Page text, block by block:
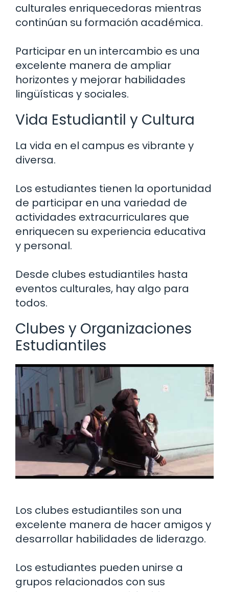
culturales enriquecedoras mientras
continúan su formación académica.
Participar en un intercambio es una
excelente manera de ampliar
horizontes y mejorar habilidades
lingüísticas y sociales.
Vida Estudiantil y Cultura
La vida en el campus es vibrante y
diversa.
Los estudiantes tienen la oportunidad
de participar en una variedad de
actividades extracurriculares que
enriquecen su experiencia educativa
y personal.
Desde clubes estudiantiles hasta
eventos culturales, hay algo para
todos.
Clubes y Organizaciones
Estudiantiles
Los clubes estudiantiles son una
excelente manera de hacer amigos y
desarrollar habilidades de liderazgo.
Los estudiantes pueden unirse a
grupos relacionados con sus